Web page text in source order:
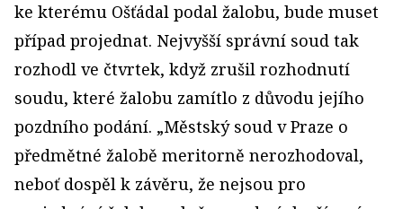
ke kterému Ošťádal podal žalobu, bude muset
případ projednat. Nejvyšší správní soud tak
rozhodl ve čtvrtek, když zrušil rozhodnutí
soudu, které žalobu zamítlo z důvodu jejího
pozdního podání. „Městský soud v Praze o
předmětné žalobě meritorně nerozhodoval,
neboť dospěl k závěru, že nejsou pro